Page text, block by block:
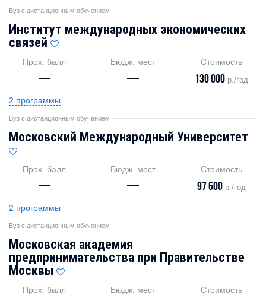
Вуз с дистанционным обучением
Институт международных экономических
связей
Прох. балл
—
Бюдж. мест
—
Стоимость
130 000 р./год
2 программы
Вуз с дистанционным обучением
Московский Международный Университет
Прох. балл
—
Бюдж. мест
—
Стоимость
97 600 р./год
2 программы
Вуз с дистанционным обучением
Московская академия
предпринимательства при Правительстве
Москвы
Прох. балл Бюдж. мест Стоимость